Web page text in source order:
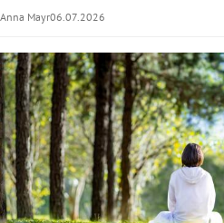
Anna Mayr06.07.2026